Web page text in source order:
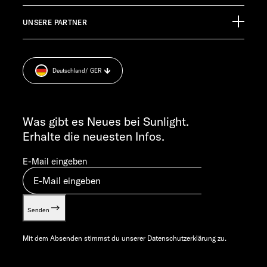
TECHNISCHER KUNDENDIENST
service@service.sunlight.de
MO-DO 7:30 – 12:00 UND 13:00 – 16:00 UHR
FR 7:30 – 12:00 UHR
info@sunlight.de
Anschlussgarantie
Pressroom
Datenschutzerklärung
Sicherheitshinweis
Gewichts­informationen
Let’s play!
UNSERE PARTNER
Was gibt es Neues bei Sunlight.
Erhalte die neuesten Infos.
E-Mail eingeben
Senden
Mit dem Absenden stimmst du unserer Datenschutzerklärung zu.
Deutschland / GER